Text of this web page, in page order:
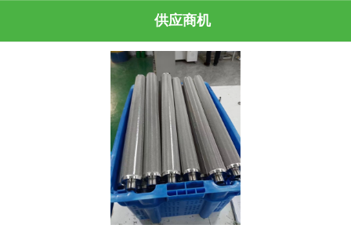
供应商机